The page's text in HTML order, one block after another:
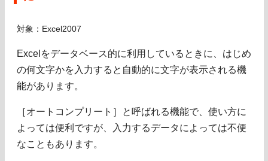
対象：Excel2007
Excelをデータベース的に利用しているときに、はじめ
の何文字かを入力すると自動的に文字が表示される機
能があります。
［オートコンプリート］と呼ばれる機能で、使い方に
よっては便利ですが、入力するデータによっては不便
なこともあります。